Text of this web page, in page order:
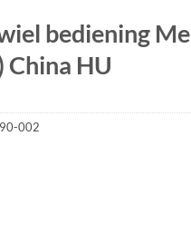
bediening
China HU
002